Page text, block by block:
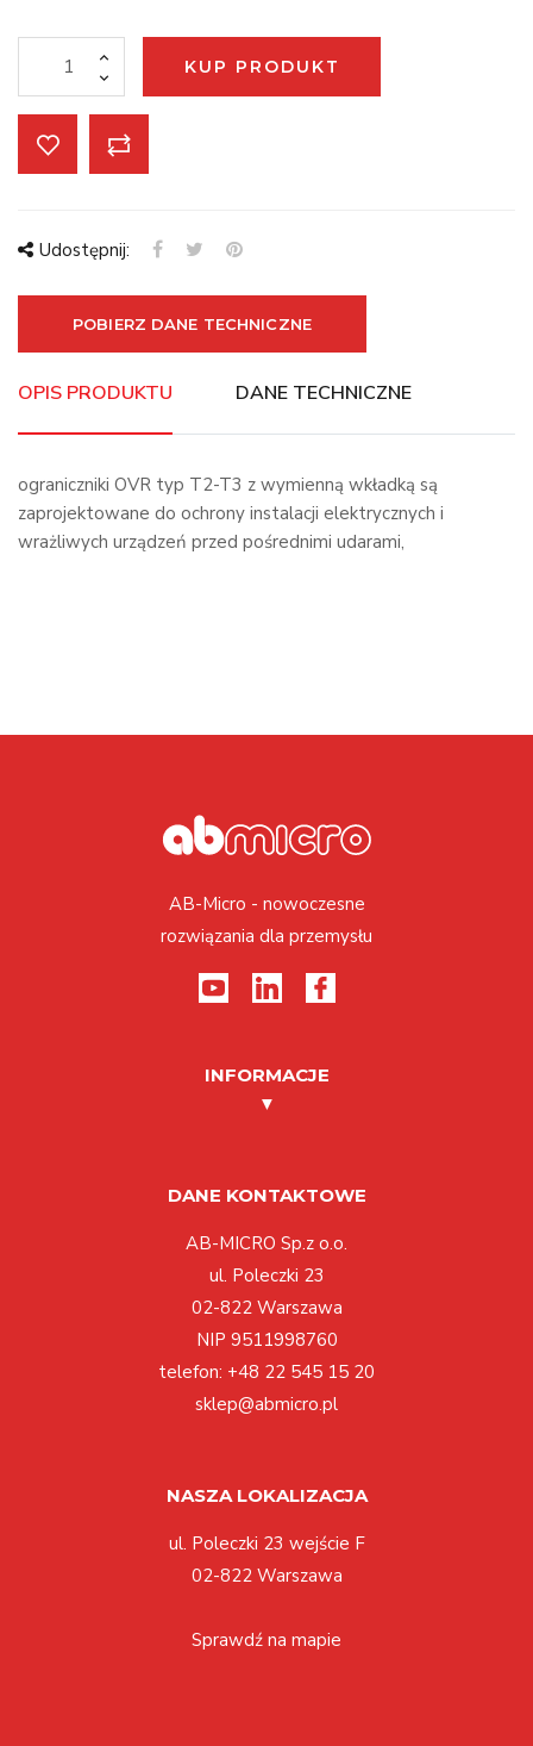
KUP PRODUKT
Udostępnij:
POBIERZ DANE TECHNICZNE
OPIS PRODUKTU DANE TECHNICZNE
ograniczniki OVR typ T2-T3 z wymienną wkładką są
zaprojektowane do ochrony instalacji elektrycznych i
wrażliwych urządzeń przed pośrednimi udarami,
AB-Micro - nowoczesne
rozwiązania dla przemysłu
INFORMACJE
DANE KONTAKTOWE
AB-MICRO Sp.z o.o.
ul. Poleczki 23
02-822 Warszawa
NIP 9511998760
telefon: +48 22 545 15 20
sklep@abmicro.pl
NASZA LOKALIZACJA
ul. Poleczki 23 wejście F
02-822 Warszawa
Sprawdź na mapie